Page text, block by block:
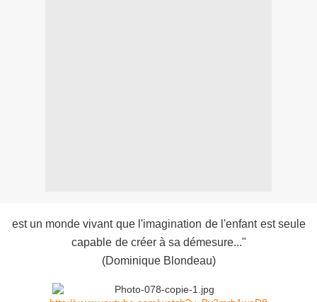
est un monde vivant que l'imagination de l'enfant est seule
capable de créer à sa démesure..."
(Dominique Blondeau)